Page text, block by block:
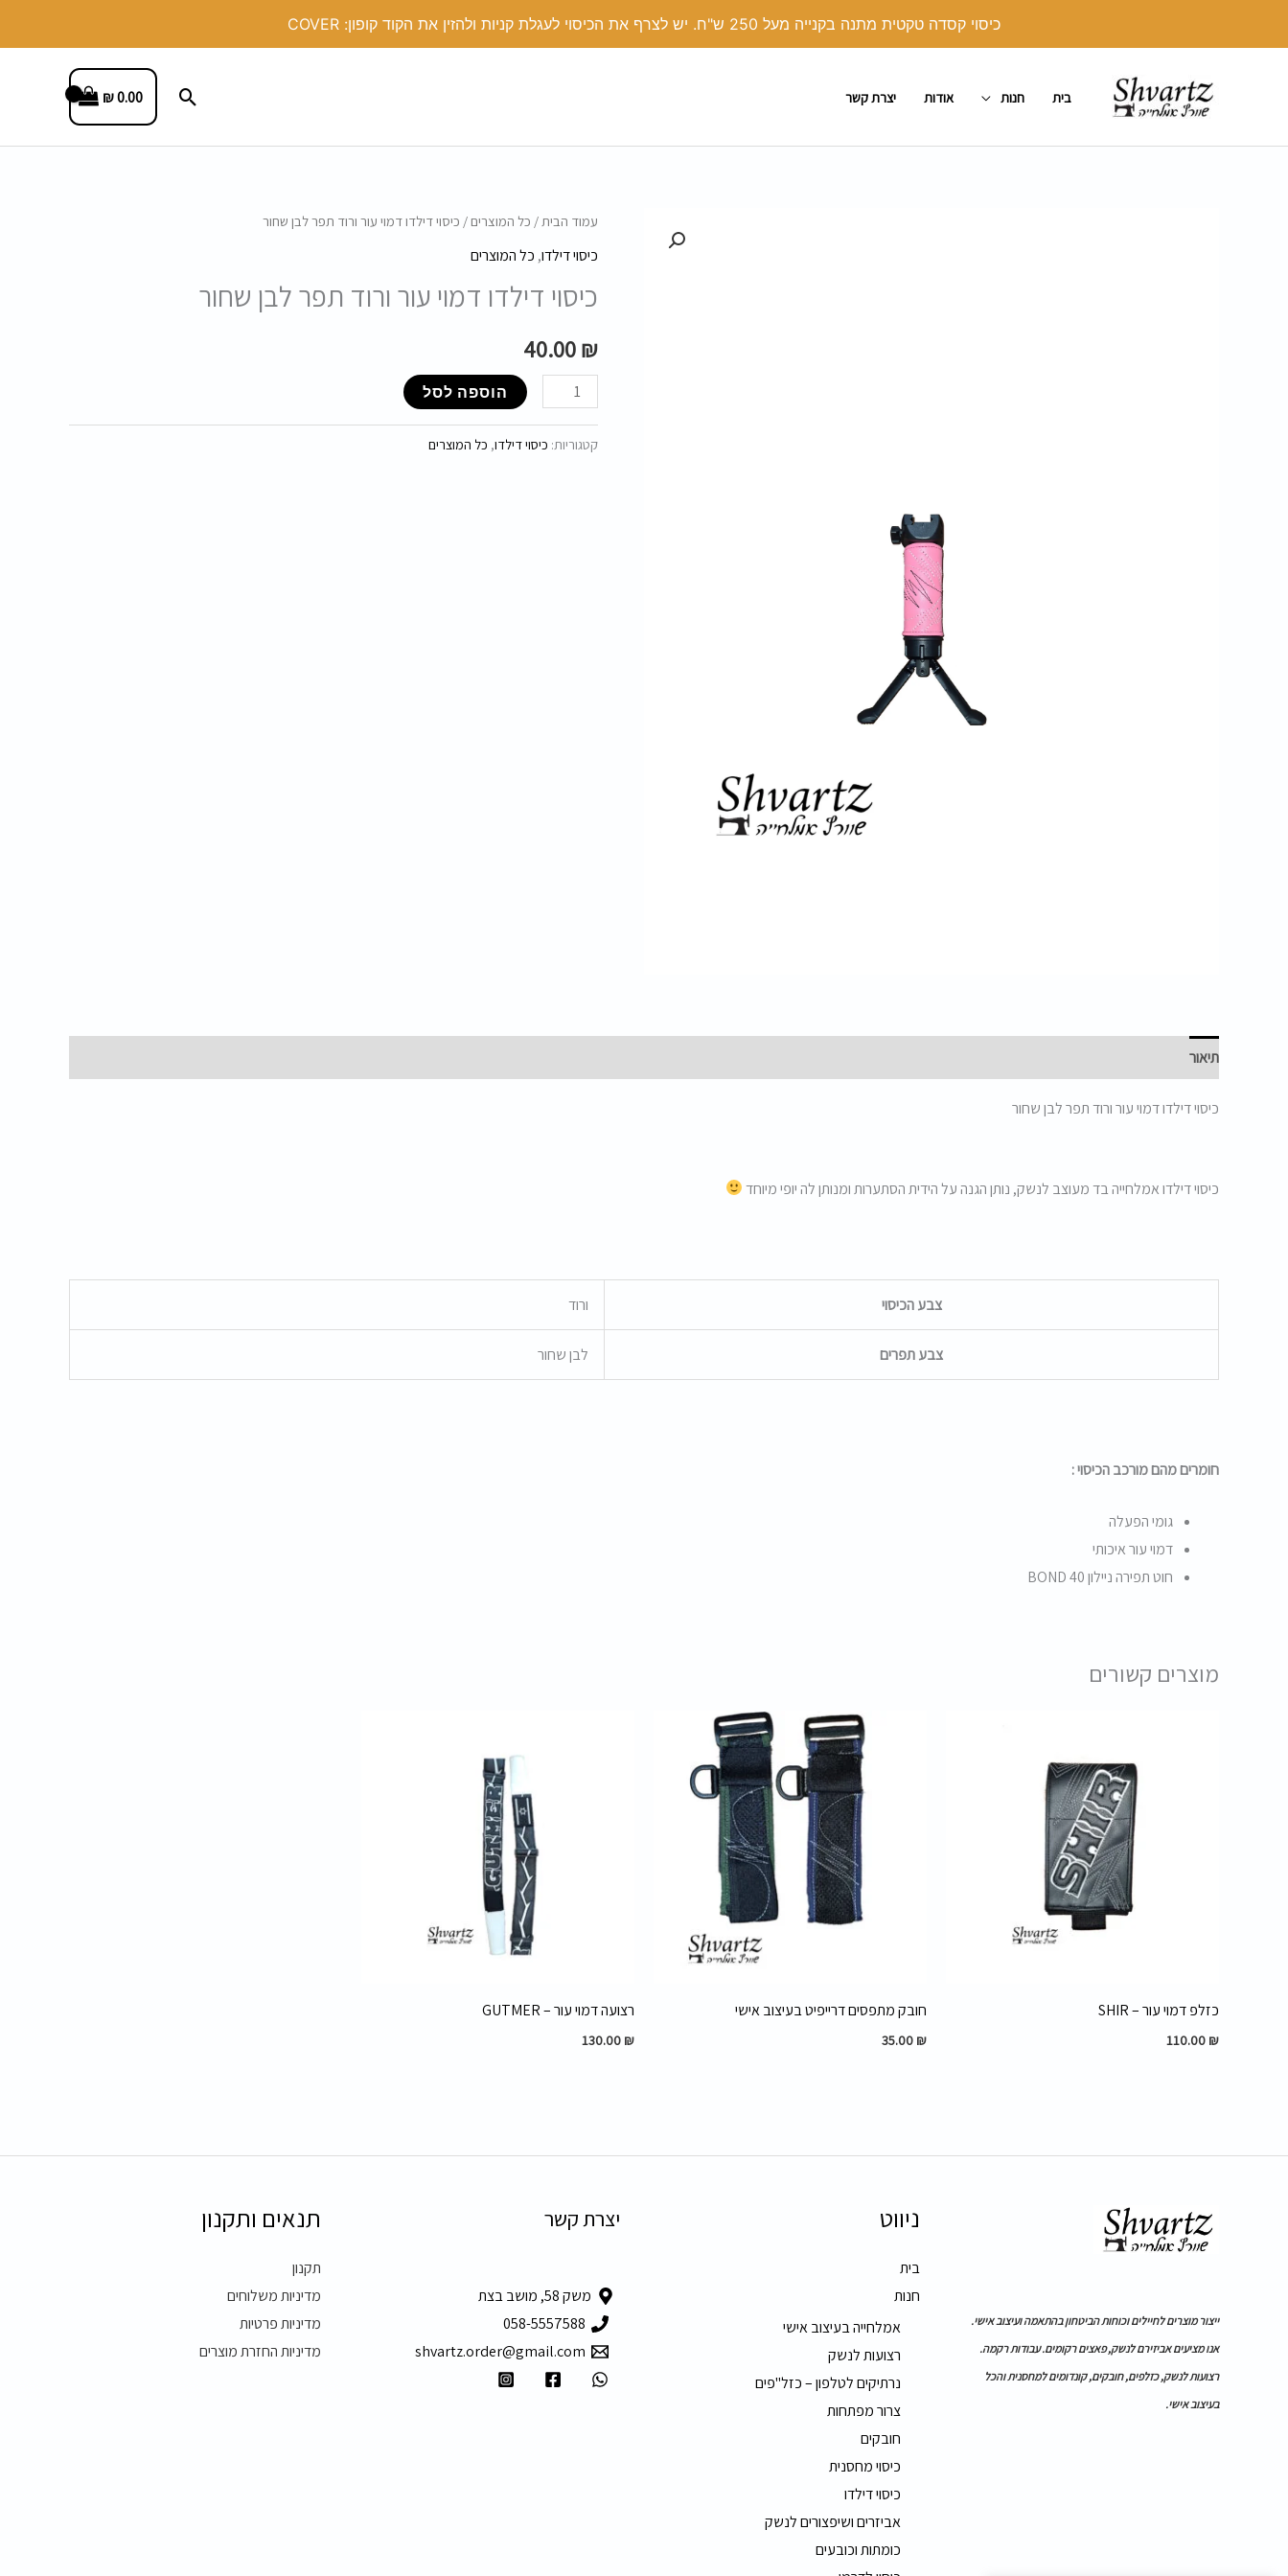
כיסוי קסדה טקטית מתנה בקנייה מעל 250 ש"ח. יש לצרף את הכיסוי לעגלת קניות ולהזין את הקוד קופון: COVER
בית חנות אודות יצרת קשר חיפוש 0.00
₪
עמוד הבית/ כל המוצרים / כיסוי דילדו דמוי עור ורוד תפר לבן שחור
כיסוי דילדו, כל המוצרים
כיסוי דילדו דמוי עור ורוד תפר לבן שחור
40.00₪
כמות
של
דילדו
עור
לבן
הוספה לסל
קטגוריות: כיסוי דילדו, כל המוצרים
תיאור
כיסוי דילדו דמוי עור ורוד תפר לבן שחור
כיסוי דילדו אמלחייה בד מעוצב לנשק, נותן הגנה על הידית הסתערות ומנותן לה יופי מיוחד
צבע הכיסוי ורוד
צבע תפרים לבן שחור
חומרים מהם מורכב הכיסוי :
גומי הפעלה
דמוי עור איכותי
חוט תפירה ניילון BOND 40
מוצרים קשורים
כזלפ דמוי עור – SHIR
110.00 ₪
חובק מתפסים דרייפיט בעיצוב אישי
35.00 ₪
רצועה דמוי עור – GUTMER
130.00 ₪
ייצור מוצרים לחיילים וכוחות הביטחון בהתאמה ועיצוב אישי.
אנו מציעים אביזירם לנשק, פאצים רקומים. עבודות רקמה.
רצועות לנשק, כזלפים, חובקים, קונדומים למחסנית והכל
בעיצוב אישי.
ניווט
בית
חנות
אמלחייה בעיצוב אישי
רצועות לנשק
נרתיקים לטלפון – כזל"פים
צרור מפתחות
חובקים
כיסוי מחסנית
כיסוי דילדו
אביזרים ושיפצורים לנשק
כומתות וכובעים
יצרת קשר
משק 58, מושב בצת
058-5557588
shvartz.order@gmail.com
תנאים ותקנון
תקנון
מדיניות משלוחים
מדיניות פרטיות
מדיניות החזרת מוצרים